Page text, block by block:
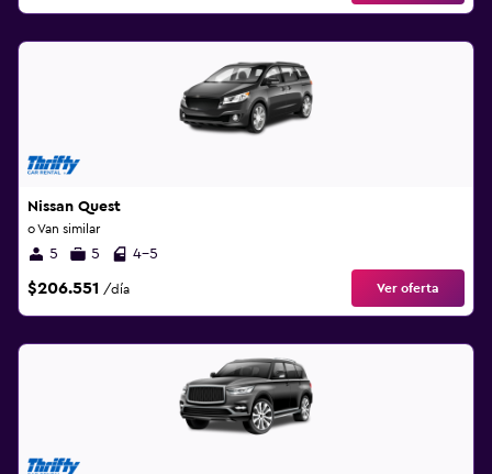
Nissan Quest
o Van similar
5 5 4-5
$206.551 /día Ver oferta